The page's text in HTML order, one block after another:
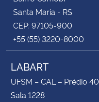
Santa Maria - RS
CEP: 97105-900
+55 (55) 3220-8000
LABART
UFSM – CAL – Prédio 40
Sala 1228